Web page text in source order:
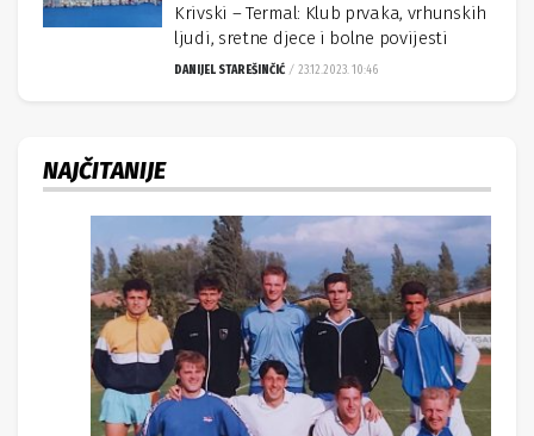
Krivski – Termal: Klub prvaka, vrhunskih
ljudi, sretne djece i bolne povijesti
DANIJEL STAREŠINČIĆ 23.12.2023. 10:46
NAJČITANIJE